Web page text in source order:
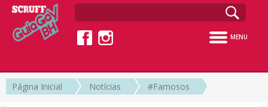
MENU
Página Inicial Notícias #Famosos